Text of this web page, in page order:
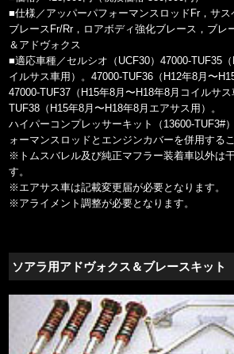
■仕様／アッパーパフォーマンスロッドFr，サ
ブレースFr/Rr，ロアボディ強化ブレース，ブレ
＆アドヴォクス
■適応車種／セルシオ（UCF30）47000-TUF35
イルサス車用）。47000-TUF36（H12年8月〜
47000-TUF37（H15年8月〜H18年8月コイルサ
TUF38（H15年8月〜H18年8月エアサス用）。
ハイパーコンプレッサーキット（13600-TUF3#
ォーマンスロッドとエンジンカバーを併用する
※トムスバレル及び純正マフラー装着車以外は
す。
※エアサス車は記載変更届が必要となります。
※アライメント調整が必要となります。
ソアラ用アドヴォクス＆ブレースキット